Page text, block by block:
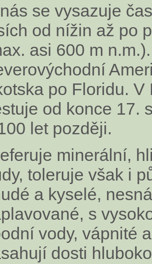
se vysazuje
od nížin až po
asi 600 m
po Floridu. V
od konce 17.
let později.
minerální,
toleruje však i
a kyselé,
s
vody, vápnité
dosti